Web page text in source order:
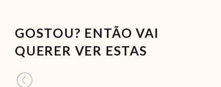
GOSTOU? ENTÃO VAI
QUERER VER ESTAS